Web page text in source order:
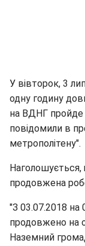
У вівторок, 3
одну годину
на ВДНГ пройде
повідомили в
метрополітену".
продовжена
"З 03.07.2018 на
продовжено на
Наземний